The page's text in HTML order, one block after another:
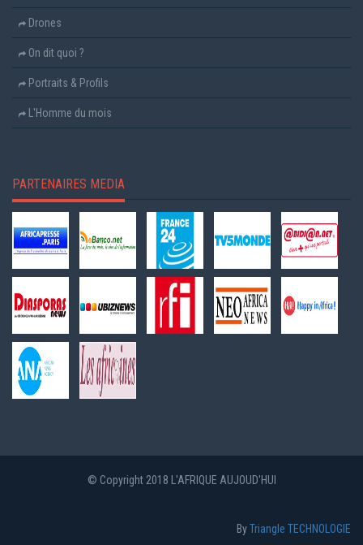
Drones
On dit quoi ?
Portraits & Profils
L'Homme du mois
PARTENAIRES MEDIA
© Copyright 2018 L'AFRIQUE AUJOUD'HUI
ByTriangle TECHNOLOGIE